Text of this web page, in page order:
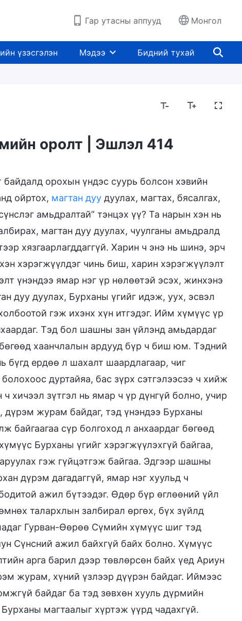
Гар утасны аппууд Монгол
үзэсгэлэн Мэдээ Бидний тухай
оролт | Эшлэл 414
байдалд орохын үндэс суурь болсон хэвийн
ойртох, магтан дуу дуулах, магтах, бясалгах,
амьдралтай” тэнцэх үү? Та нарын хэн нь
магтан дуу дуулах, чуулганы амьдралд
хязгаарлагддаггүй. Харин ч энэ нь шинэ, эрч
хэрэгжүүлдэг чинь биш, харин хэрэгжүүлэлт
үнэндээ ямар нэг үр нөлөөтэй эсэх, жинхэнэ
дуу дуулах, Бурханы үгийг идэж, уух, эсвэл
гэж ихэнх хүн итгэдэг. Ийм хүмүүс үр
Тэд бол шашны зан үйлэнд амьдардаг
хаанчлалын ардууд бүр ч биш юм. Тэдний
бүгд ердөө л шахалт шаардлагаар, чиг
дуртайяа, бас зүрх сэтгэлээсээ ч хийж
хичээл зүтгэл нь ямар ч үр дүнгүй болно, учир
журам байдаг, тэд үнэндээ Бурханы
байгаагаа сүр болгоход л анхаардаг бөгөөд
Бурханы үгийг хэрэгжүүлэхгүй байгаа,
гэж гүйцэтгэж байгаа. Эдгээр шашны
дүрэм дагадаггүй, ямар нэг хуульд ч
ажил бүтээдэг. Өдөр бүр өглөөний үйл
талархлын залбирал өргөх, бүх зүйлд
Гурван-Өөрөө Сүмийн хүмүүс шиг тэд
Сүнсний ажил байхгүй байх болно. Хүмүүс
арга барил дээр төвлөрсөн байх үед Ариун
журам, хүний үзлээр дүүрэн байдаг. Иймээс
байдаг ба тэд зөвхөн хууль дүрмийн
магтаалыг хүртэж үүрд чадахгүй.